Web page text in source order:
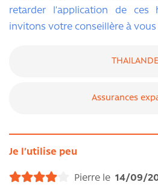
retarder l’application de ces
invitons votre conseillère à
THAILANDE
Assurances
Je l’utilise peu
Pierre le 14/09/